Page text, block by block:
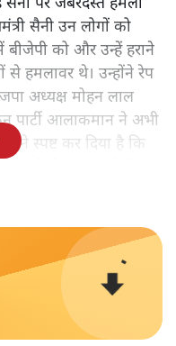
सैनी उन लोगों को
बीजेपी को और उन्हें हराने
से हमलावर थे। उन्होंने रेप
अध्यक्ष मोहन लाल
पार्टी आलाकमान ने अभी
ने स्पष्ट कर दिया है कि